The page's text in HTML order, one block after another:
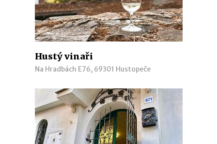
Hustý vinaři
Na Hradbách E76, 69301 Hustopeče